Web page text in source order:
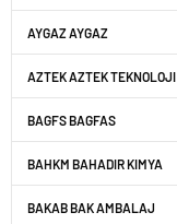
AYGAZ AYGAZ
AZTEK AZTEK TEKNOLOJI
BAGFS BAGFAS
BAHKM BAHADIR KIMYA
BAKAB BAK AMBALAJ